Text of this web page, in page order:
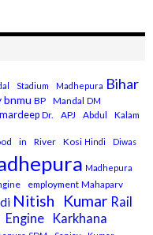
Stadium Madhepura Bihar
bnmu BP Mandal DM
Dr. APJ Abdul Kalam
in River Kosi Hindi Diwas
Madhepura
employmentMahaparv
Nitish Kumar Rail
Engine Karkhana